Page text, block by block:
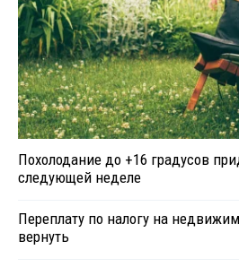
Похолодание до +16 градусов
следующей неделе
Переплату по налогу на
вернуть